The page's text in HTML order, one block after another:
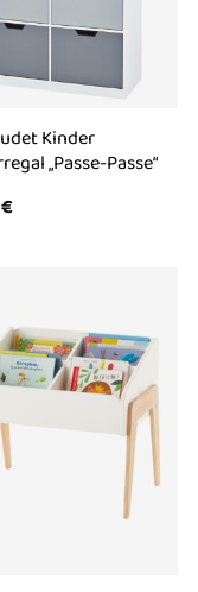
Kinder
„Passe-Passe“
€